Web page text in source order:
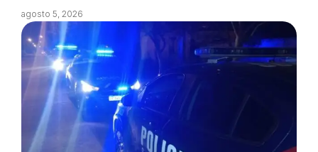
agosto 5, 2026